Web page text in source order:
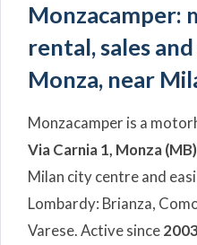
Monzacamper:
rental, sales
Monza, near
Monzacamper is a
Via Carnia 1, Monza (MB)
Milan city centre and
Lombardy: Brianza,
Varese. Active since2003